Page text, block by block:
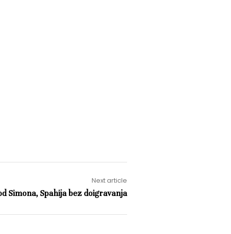
Next article
Simona, Spahija bez doigravanja